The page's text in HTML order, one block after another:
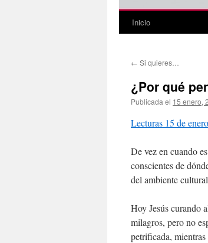
Inicio
← Si quieres…
¿Por qué
Publicada el 15 enero,
Lecturas 15 de
De vez en cuando
conscientes de
del ambiente
Hoy Jesús curando
milagros, pero no
petrificada,